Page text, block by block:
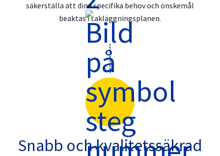
säkerställa att dina specifika behov och önskemål
beaktas i takläggningsplanen.
Snabb och kvalitetssäkrad